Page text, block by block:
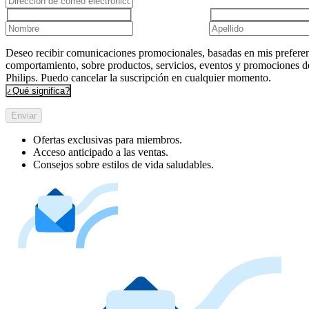
Deseo recibir comunicaciones promocionales, basadas en mis
comportamiento, sobre productos, servicios, eventos y promociones
Philips. Puedo cancelar la suscripción en cualquier momento.
¿Qué significa?
Enviar
Ofertas exclusivas para miembros.
Acceso anticipado a las ventas.
Consejos sobre estilos de vida saludables.